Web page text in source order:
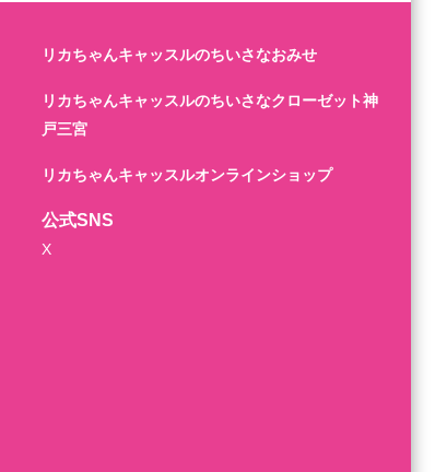
リカちゃんキャッスルのちいさなおみせ
リカちゃんキャッスルのちいさなクローゼット神
戸三宮
リカちゃんキャッスルオンラインショップ
公式SNS
X